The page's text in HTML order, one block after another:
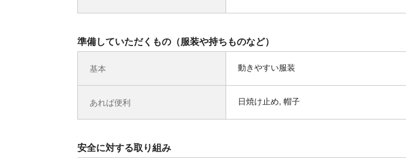
準備していただくもの（服装や持ちものなど）
基本 動きやすい服装
あれば便利 日焼け止め, 帽子
安全に対する取り組み